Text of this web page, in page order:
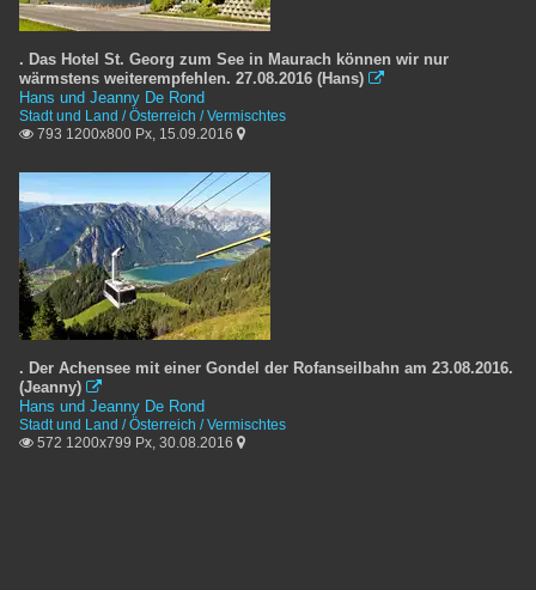
. Das Hotel St. Georg zum See in Maurach können wir nur
wärmstens weiterempfehlen. 27.08.2016 (Hans) 
Hans und Jeanny De Rond
Stadt und Land / Österreich / Vermischtes
 793 1200x800 Px, 15.09.2016 
. Der Achensee mit einer Gondel der Rofanseilbahn am 23.08.2016.
(Jeanny) 
Hans und Jeanny De Rond
Stadt und Land / Österreich / Vermischtes
 572 1200x799 Px, 30.08.2016 